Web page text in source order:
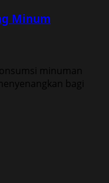
Minum
minuman
bagi